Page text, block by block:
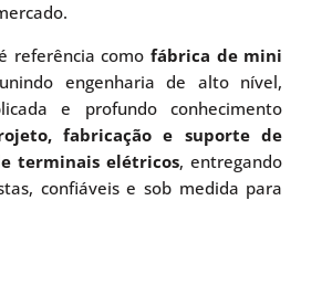
referência como fábrica de mini
engenharia de alto nível,
e profundo conhecimento
fabricação e suporte de
terminais elétricos, entregando
confiáveis e sob medida para